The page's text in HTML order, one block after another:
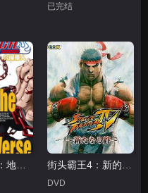
已完结
死神剧场版：地狱篇 街头霸王4：新的羁绊
DVD